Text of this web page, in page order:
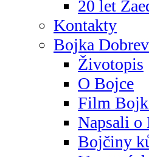
20 let
Kontakty
Bojka
Životopis
O Bojce
Film
Napsali o
Bojčiny